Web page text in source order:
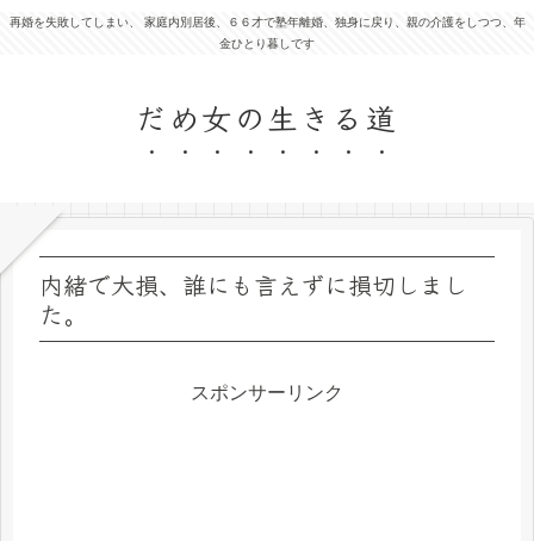
再婚を失敗してしまい、 家庭内別居後、６６才で塾年離婚、独身に戻り、親の介護をしつつ、年
金ひとり暮しです
だめ女の生きる道
内緒で大損、誰にも言えずに損切しまし
た。
スポンサーリンク